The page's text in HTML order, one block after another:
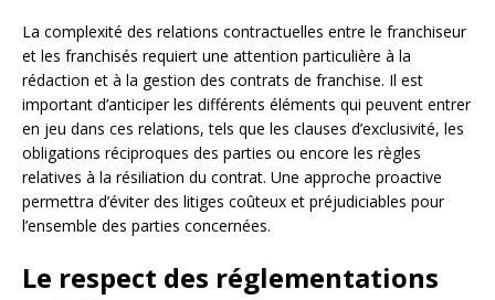
La complexité des relations contractuelles entre le franchiseur
et les franchisés requiert une attention particulière à la
rédaction et à la gestion des contrats de franchise. Il est
important d’anticiper les différents éléments qui peuvent entrer
en jeu dans ces relations, tels que les clauses d’exclusivité, les
obligations réciproques des parties ou encore les règles
relatives à la résiliation du contrat. Une approche proactive
permettra d’éviter des litiges coûteux et préjudiciables pour
l’ensemble des parties concernées.
Le respect des réglementations